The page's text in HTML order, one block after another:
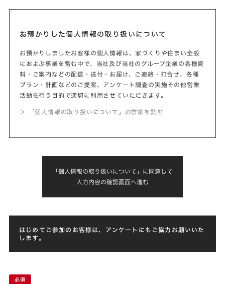
お預かりした個人情報の取り扱いについて
お預かりしましたお客様の個人情報は、家づくりや住まい全般
におよぶ事業を営む中で、当社及び当社のグループ企業の各種資
料・ご案内などの配信・送付・お届け、ご連絡・打合せ、各種
プラン・計画などのご提案、アンケート調査の実施その他営業
活動を行う目的で適切に利用させていただきます。
＞ 「個人情報の取り扱いについて」の詳細を読む
「個人情報の取り扱いについて」に同意して
入力内容の確認画面へ進む
はじめてご参加のお客様は、アンケートにもご協力お願いいた
します。